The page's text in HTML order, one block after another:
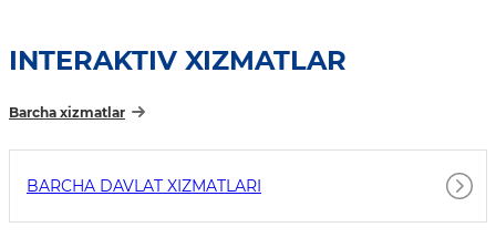
INTERAKTIV XIZMATLAR
Barcha xizmatlar
BARCHA DAVLAT XIZMATLARI